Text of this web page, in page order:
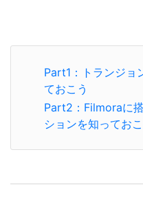
Part1：トランジョ
ておこう
Part2：Filmoraに
ションを知っておこ